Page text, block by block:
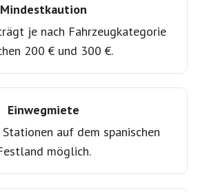
Mindestkaution
je nach Fahrzeugkategorie
200 € und 300 €.
Einwegmiete
auf dem spanischen
möglich.